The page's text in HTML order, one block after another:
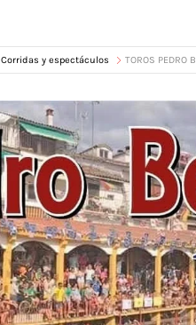
Corridas y espectáculos TOROS PEDRO